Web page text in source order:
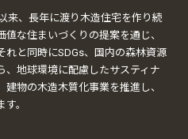
来、長年に渡り木造住宅を作り続
な住まいづくりの提案を通じ、
れと同時にSDGs、国内の森林資源
、地球環境に配慮したサスティナ
物の木造木質化事業を推進し、
。